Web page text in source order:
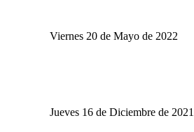
Viernes 20 de Mayo de 2022
Jueves 16 de Diciembre de 2021